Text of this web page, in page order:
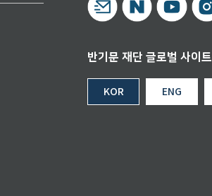
반기문 재단 글로벌 사이트
KOR ENG